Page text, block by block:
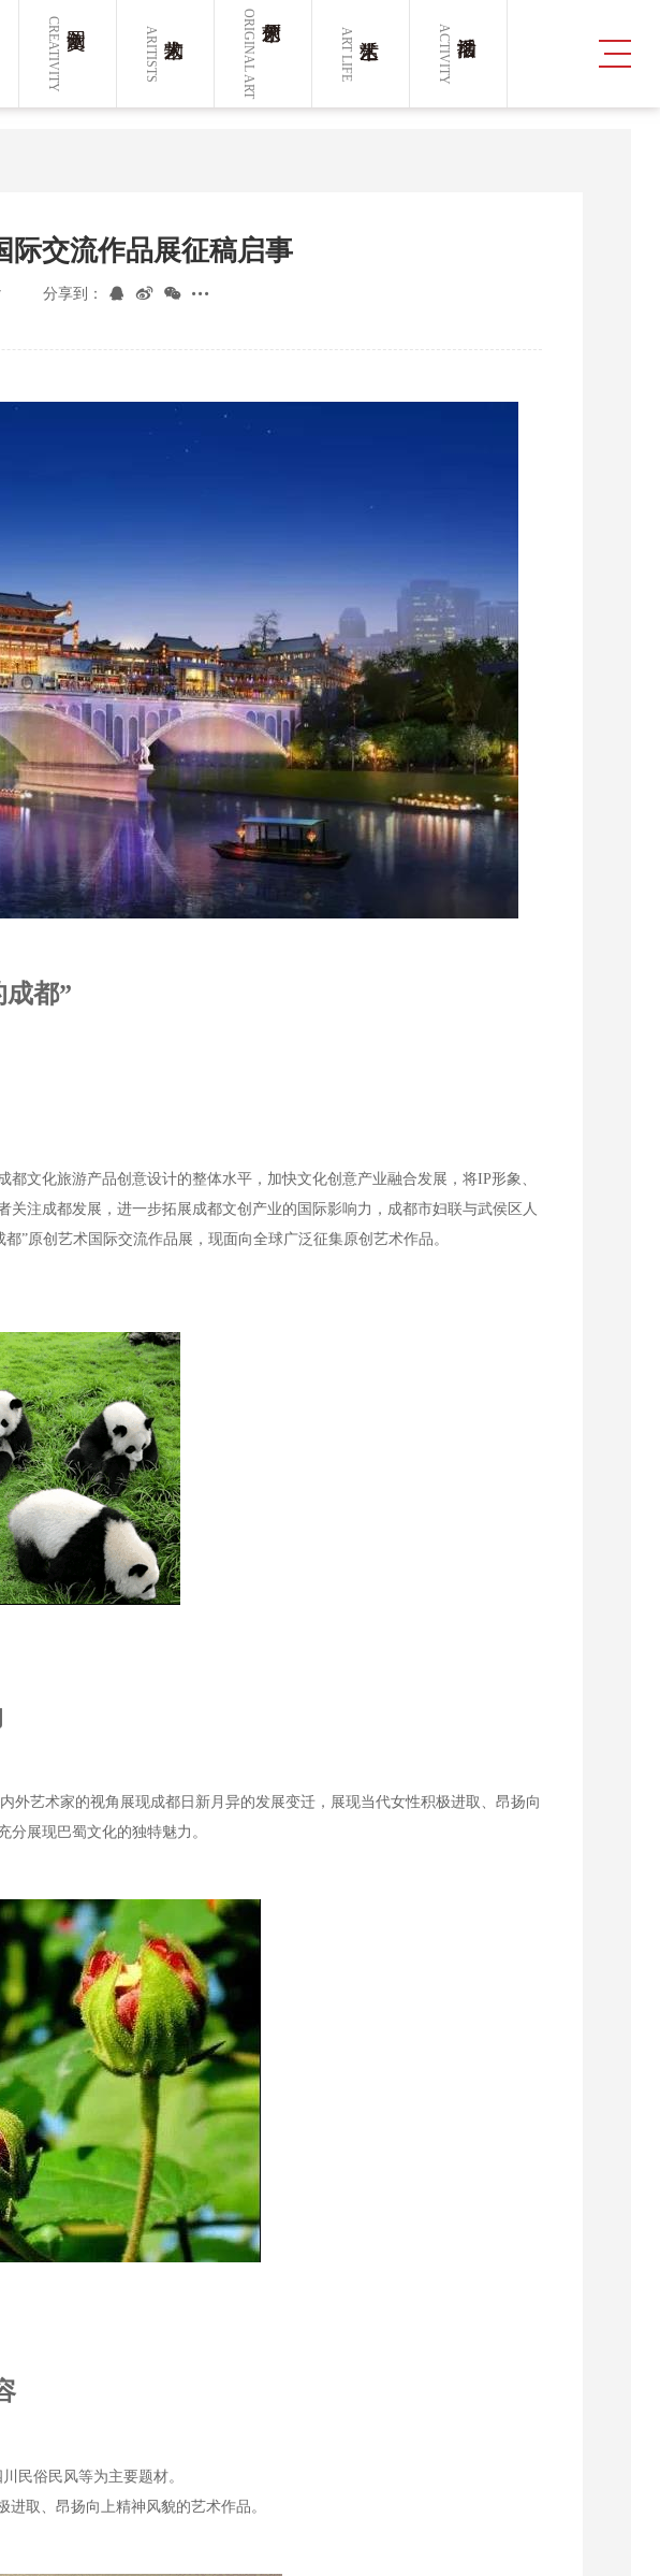
CREATIVITY ARITISTS ORIGINAL ART ART LIFE ACTIVITY
际交流作品展征稿启事
分享到：
成都”
文化旅游产品创意设计的整体水平，加快文化创意产业融合发展，将IP形象、
注成都发展，进一步拓展成都文创产业的国际影响力，成都市妇联与武侯区人
”原创艺术国际交流作品展，现面向全球广泛征集原创艺术作品。
外艺术家的视角展现成都日新月异的发展变迁，展现当代女性积极进取、昂扬向
分展现巴蜀文化的独特魅力。
民俗民风等为主要题材。
取、昂扬向上精神风貌的艺术作品。